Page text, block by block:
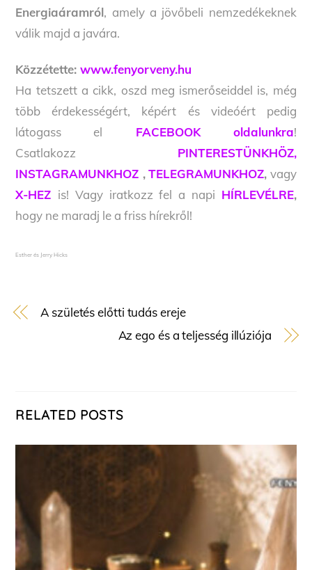
Energiaáramról, amely a jövőbeli nemzedékeknek
válik majd a javára.
Közzétette:www.fenyorveny.hu
Ha tetszett a cikk, oszd meg ismerőseiddel is, még
több érdekességért, képért és videóért pedig
látogass el
FACEBOOK oldalunkra!
Csatlakozz PINTERESTÜNKHÖZ,
INSTAGRAMUNKHOZ , TELEGRAMUNKHOZ, vagy
X-HEZ is! Vagy iratkozz fel a napi HÍRLEVÉLRE,
hogy ne maradj le a friss hírekről!
Esther és Jerry Hicks
A születés előtti tudás ereje
Az ego és a teljesség illúziója
RELATED POSTS